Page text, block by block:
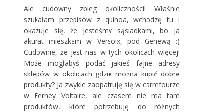
Ale cudowny zbieg okoliczności! Właśnie
szukałam przepisów z quinoa, wchodzę tu i
okazuje się, że jesteśmy sąsiadkami, bo ja
akurat mieszkam w Versoix, pod Genewą :)
Cudownie, że jest nas w tych okolicach więcej!
Może mogłabyś podać jakieś fajne adresy
sklepów w okolicach gdzie można kupić dobre
produkty? Ja zwykle zaopatruję się w carrefourze
w Ferney Voltaire, ale czasem nie ma tam
produktów, które potrzebuję do różnych